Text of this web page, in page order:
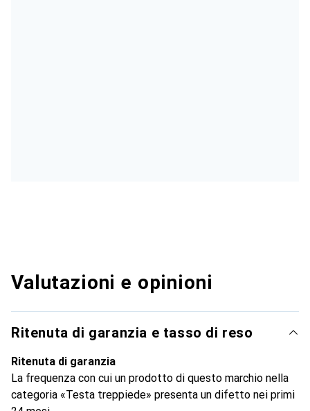
Valutazioni e opinioni
Ritenuta di garanzia e tasso di reso
Ritenuta di garanzia
La frequenza con cui un prodotto di questo marchio nella
categoria «Testa treppiede» presenta un difetto nei primi